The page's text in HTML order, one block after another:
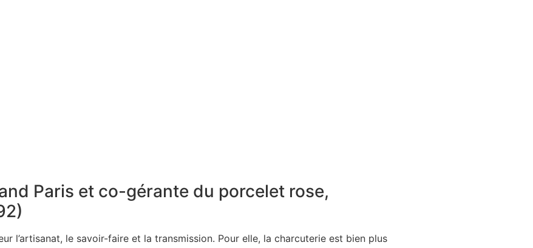
Paris et co-gérante du porcelet rose,
l’artisanat, le savoir-faire et la transmission. Pour elle, la charcuterie est bien plus